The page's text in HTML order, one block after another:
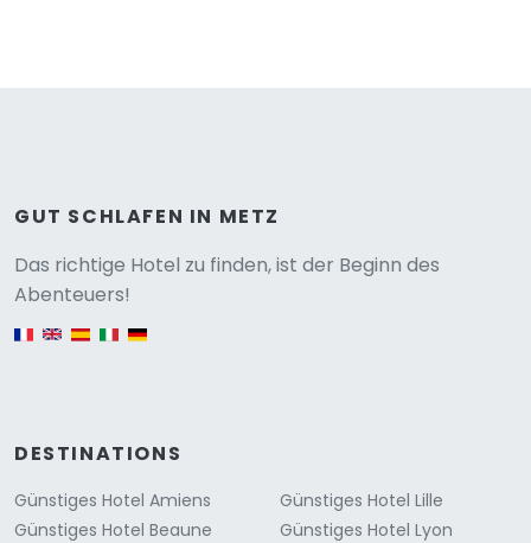
GUT SCHLAFEN IN METZ
Das richtige Hotel zu finden, ist der Beginn des
Abenteuers!
DESTINATIONS
Günstiges Hotel Amiens
Günstiges Hotel Beaune
Günstiges Hotel Lille
Günstiges Hotel Lyon